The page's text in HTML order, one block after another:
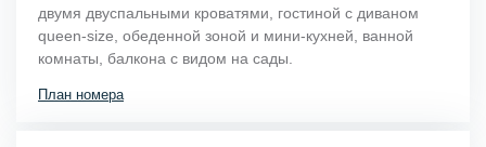
двумя двуспальными кроватями, гостиной с диваном
queen-size, обеденной зоной и мини-кухней, ванной
комнаты, балкона с видом на сады.
План номера